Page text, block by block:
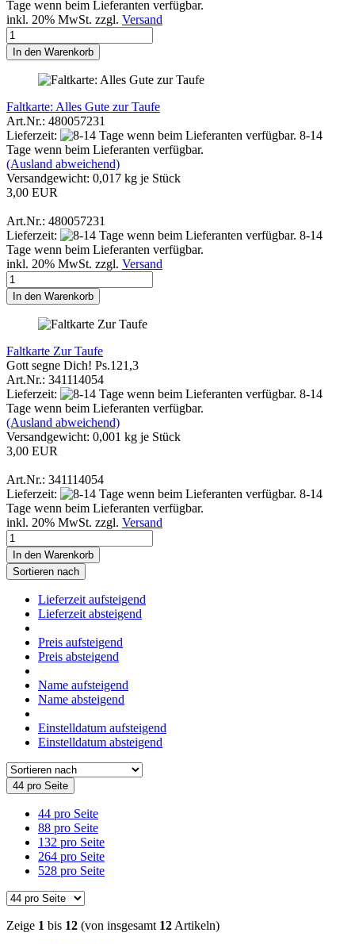
Tage wenn beim Lieferanten verfügbar.
inkl. 20% MwSt. zzgl. Versand
In den Warenkorb
Faltkarte: Alles Gute zur Taufe
Art.Nr.: 480057231
Lieferzeit:
8-14
Tage wenn beim Lieferanten verfügbar.
(Ausland abweichend)
Versandgewicht: 0,017 kg je Stück
3,00 EUR
Art.Nr.: 480057231
Lieferzeit:
8-14
Tage wenn beim Lieferanten verfügbar.
inkl. 20% MwSt. zzgl. Versand
In den Warenkorb
Faltkarte Zur Taufe
Gott segne Dich! Ps.121,3
Art.Nr.: 341114054
Lieferzeit:
8-14
Tage wenn beim Lieferanten verfügbar.
(Ausland abweichend)
Versandgewicht: 0,001 kg je Stück
3,00 EUR
Art.Nr.: 341114054
Lieferzeit:
8-14
Tage wenn beim Lieferanten verfügbar.
inkl. 20% MwSt. zzgl. Versand
In den Warenkorb
Sortieren nach
Lieferzeit aufsteigend
Lieferzeit absteigend
Preis aufsteigend
Preis absteigend
Name aufsteigend
Name absteigend
Einstelldatum aufsteigend
Einstelldatum absteigend
44 pro Seite
44 pro Seite
88 pro Seite
132 pro Seite
264 pro Seite
528 pro Seite
Zeige 1 bis 12 (von insgesamt 12 Artikeln)